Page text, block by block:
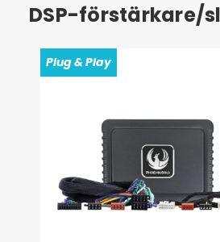
DSP-förstärkare/
Plug & Play